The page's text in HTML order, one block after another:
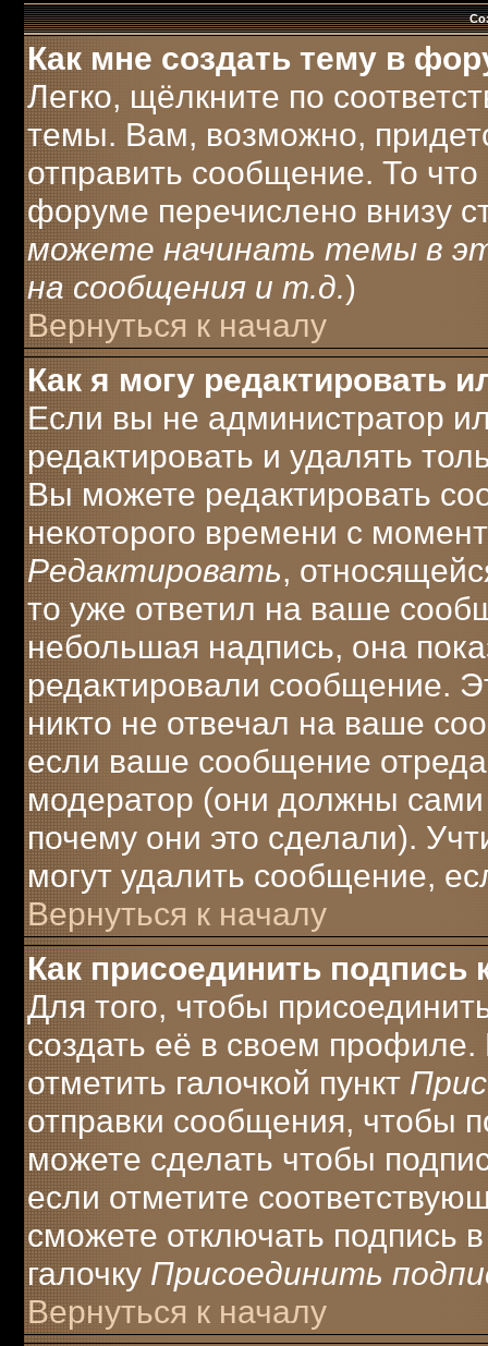
Как мне создать тему в
Легко, щёлкните по
темы. Вам, возможно,
отправить сообщение. То
форуме перечислено внизу
можете начинать темы в
на сообщения и т.д.)
Вернуться к началу
Как я могу редактировать
Если вы не администратор
редактировать и удалять
Вы можете редактировать
некоторого времени с
Редактировать,
то уже ответил на ваше
небольшая надпись, она
редактировали сообщение.
никто не отвечал на ваше
если ваше сообщение
модератор (они должны сами
почему они это сделали).
могут удалить сообщение,
Вернуться к началу
Как присоединить
Для того, чтобы
создать её в своем
отметить галочкой пункт
отправки сообщения, чтобы
можете сделать чтобы
если отметите
сможете отключать подпись
галочку Присоединить
Вернуться к началу